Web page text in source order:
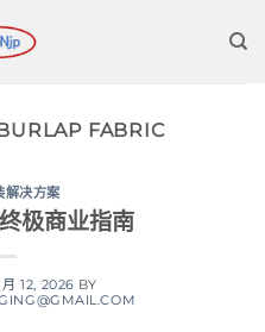
FABRIC
解决方案
极商业指南
12, 2026 BY